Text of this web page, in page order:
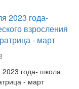
2023 года-
взросления
- март
года- школа
- март